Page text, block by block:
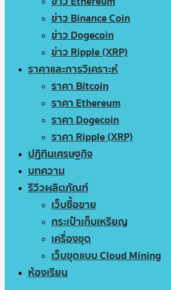
ข่าว Binance Coin
ข่าว Dogecoin
ข่าว Ripple (XRP)
ราคาและการวิเคราะห์
ราคา Bitcoin
ราคา Ethereum
ราคา Dogecoin
ราคา Ripple (XRP)
ปฏิทินเศรษฐกิจ
บทความ
รีวิวผลิตภัณฑ์
เว็บซื้อขาย
กระเป๋าเก็บเหรียญ
เครื่องขุด
เว็บขุดแบบ Cloud Mining
ห้องเรียน